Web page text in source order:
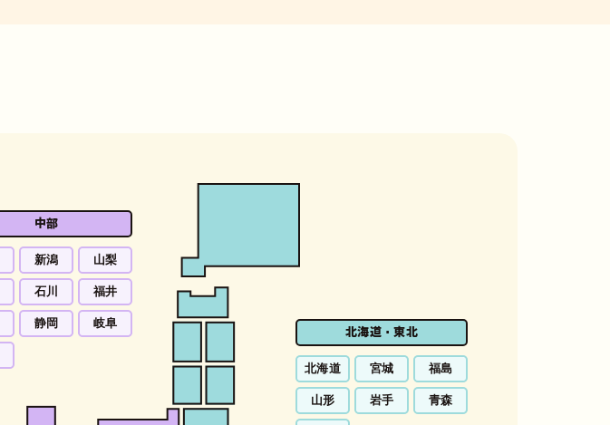
北海道・東北
北海道 宮城 福島
山形 岩手 青森
中部
新潟 山梨
石川 福井
静岡 岐阜